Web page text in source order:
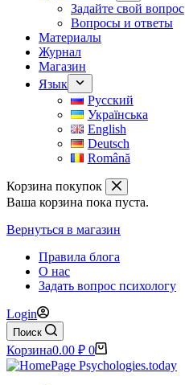
Задайте свой вопрос
Вопросы и ответы
Материалы
Журнал
Магазин
Язык
Русский
Українська
English
Deutsch
Română
Корзина покупок
Ваша корзина пока пуста.
Вернуться в магазин
Правила блога
О нас
Задать вопрос психологу
Login
Поиск
Корзина0.00 ₽ 0